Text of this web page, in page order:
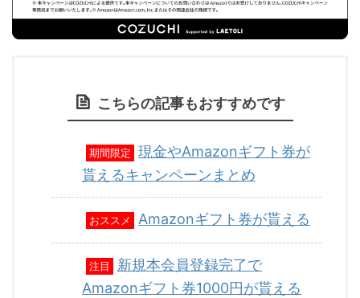
こちらの記事もおすすめです
期間限定
現金やAmazonギフト券が
貰えるキャンペーンまとめ
おススメ Amazonギフト券が貰える
注目
新規本会員登録完了で
Amazonギフト券1000円が貰える